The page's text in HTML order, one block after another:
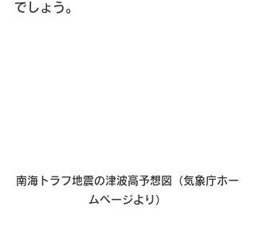
でしょう。
南海トラフ地震の津波高予想図（気象庁ホー
ムページより）